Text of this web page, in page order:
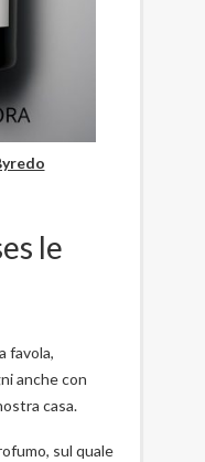
le
favola,
anche con
casa.
sul quale